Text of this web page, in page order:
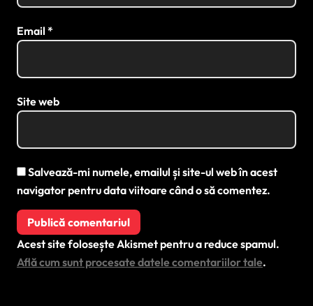
Email *
Site web
Salvează-mi numele, emailul și site-ul web în acest
navigator pentru data viitoare când o să comentez.
Acest site folosește Akismet pentru a reduce spamul.
Află cum sunt procesate datele comentariilor tale.